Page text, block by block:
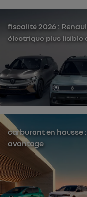
fiscalité 2026 :
électrique plus lisible
carburant en hausse
avantage